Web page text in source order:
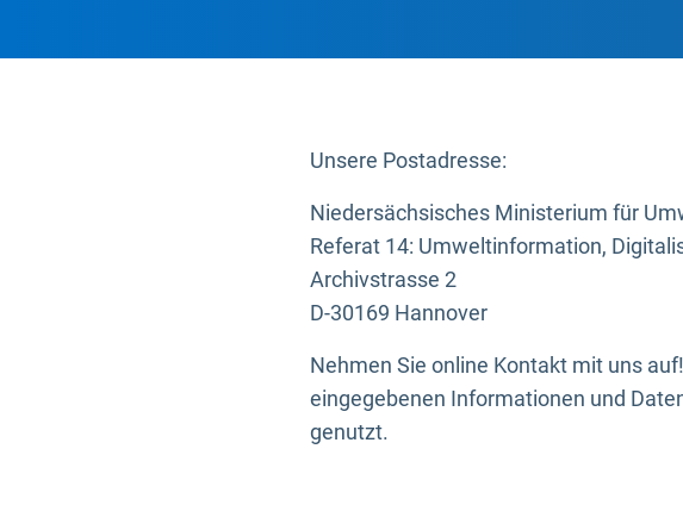
Unsere Postadresse:
Niedersächsisches Ministerium für
Referat 14: Umweltinformation,
Archivstrasse 2
D-30169 Hannover
Nehmen Sie online Kontakt mit uns
eingegebenen Informationen und
genutzt.